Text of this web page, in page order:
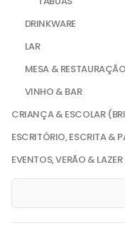
DRINKWARE
LAR
MESA & RESTAURAÇÃO
VINHO & BAR
CRIANÇA & ESCOLAR
ESCRITÓRIO, ESCRITA &
EVENTOS, VERÃO & LAZER